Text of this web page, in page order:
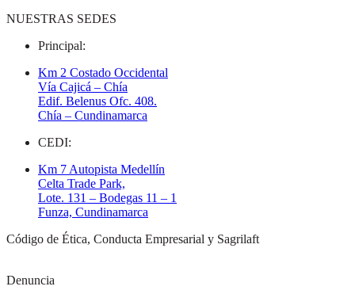
NUESTRAS SEDES
Principal:
Km 2 Costado Occidental
Vía Cajicá – Chía
Edif. Belenus Ofc. 408.
Chía – Cundinamarca
CEDI:
Km 7 Autopista Medellín
Celta Trade Park,
Lote. 131 – Bodegas 11 – 1
Funza, Cundinamarca
Código de Ética, Conducta Empresarial y Sagrilaft
Denuncia